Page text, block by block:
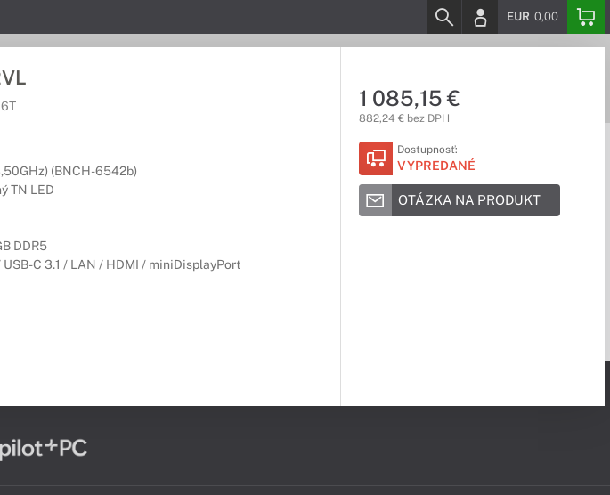
EUR 0,00
(BNCH-6542b)
TN LED
DDR5
USB-C 3.1 / LAN / HDMI / miniDisplayPort
1 085,15 €
882,24 € bez DPH
Dostupnosť:
VYPREDANÉ
OTÁZKA NA PRODUKT